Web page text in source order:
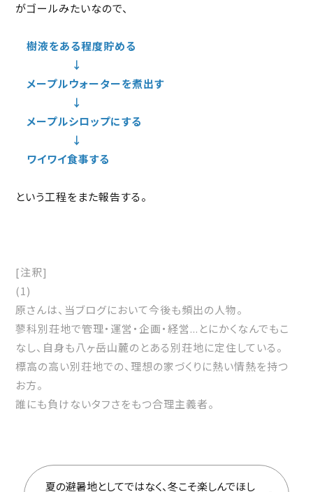
がゴールみたいなので、
樹液をある程度貯める
↓
メープルウォーターを煮出す
↓
メープルシロップにする
↓
ワイワイ食事する
という工程をまた報告する。
[注釈]
(1)
原さんは、当ブログにおいて今後も頻出の人物。
蓼科別荘地で管理・運営・企画・経営...とにかくなんでもこ
なし、自身も八ヶ岳山麓のとある別荘地に定住している。
標高の高い別荘地での、理想の家づくりに熱い情熱を持つ
お方。
誰にも負けないタフさをもつ合理主義者。
夏の避暑地としてではなく、冬こそ楽しんでほし